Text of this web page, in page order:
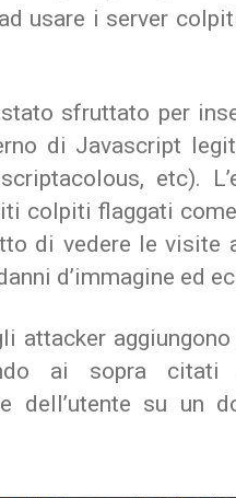
usare i server
sfruttato per
di Javascript
etc).
colpiti flaggati
di vedere le visite
d’immagine ed
attacker
ai sopra citati
dell’utente su un